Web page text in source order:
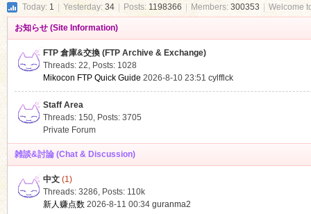
Today: 1 Yesterday: 34 Posts:1198366 Members: 300353 Welcome
お知らせ (Site Information)
FTP 倉庫&交換 (FTP Archive & Exchange)
Threads: 22, Posts: 1028
Mikocon FTP Quick Guide 2026-8-10 23:51 cylfflck
Staff Area
Threads: 150, Posts: 3705
Private Forum
雑談&討論 (Chat & Discussion)
中文(1)
Threads: 3286, Posts: 110k
新人赚点数 2026-8-11 00:34 guranma2